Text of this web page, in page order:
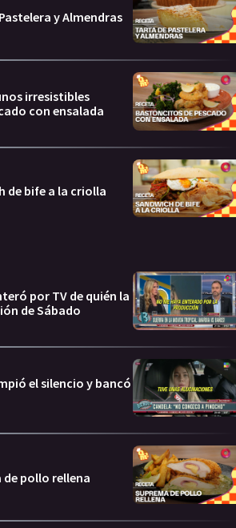
y Almendras
irresistibles
con ensalada
de bife a la criolla
por TV de quién la
de Sábado
el silencio y bancó
pollo rellena